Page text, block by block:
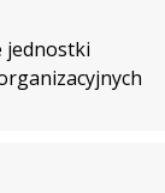
jednostki